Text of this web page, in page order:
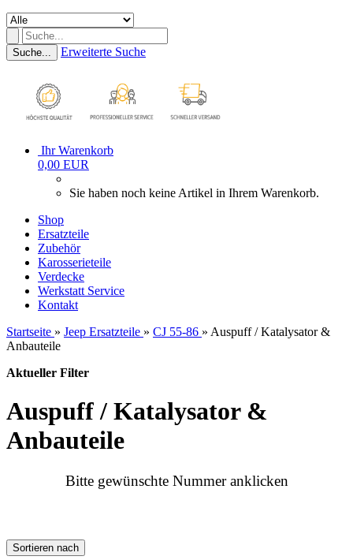
Suche... Erweiterte Suche
Ihr Warenkorb
0,00 EUR
Sie haben noch keine Artikel in Ihrem Warenkorb.
Shop
Ersatzteile
Zubehör
Karosserieteile
Verdecke
Werkstatt Service
Kontakt
Startseite » Jeep Ersatzteile » CJ 55-86 » Auspuff / Katalysator &
Anbauteile
Aktueller Filter
Auspuff / Katalysator &
Anbauteile
Bitte gewünschte Nummer anklicken
Sortieren nach